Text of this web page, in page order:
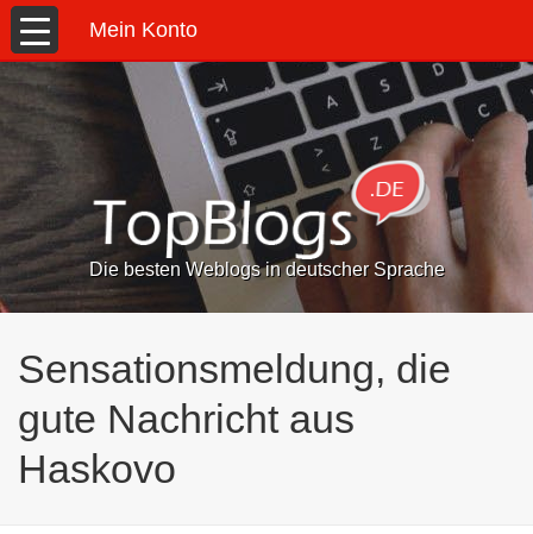
Mein Konto
Die besten Weblogs in deutscher Sprache
Sensationsmeldung, die
gute Nachricht aus
Haskovo